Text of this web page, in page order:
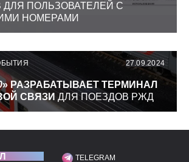
ДЛЯ ПОЛЬЗОВАТЕЛЕЙ С
НОМЕРАМИ
27.09.2024
» РАЗРАБАТЫВАЕТ ТЕРМИНАЛ
СВЯЗИ ДЛЯ ПОЕЗДОВ РЖД
TELEGRAM